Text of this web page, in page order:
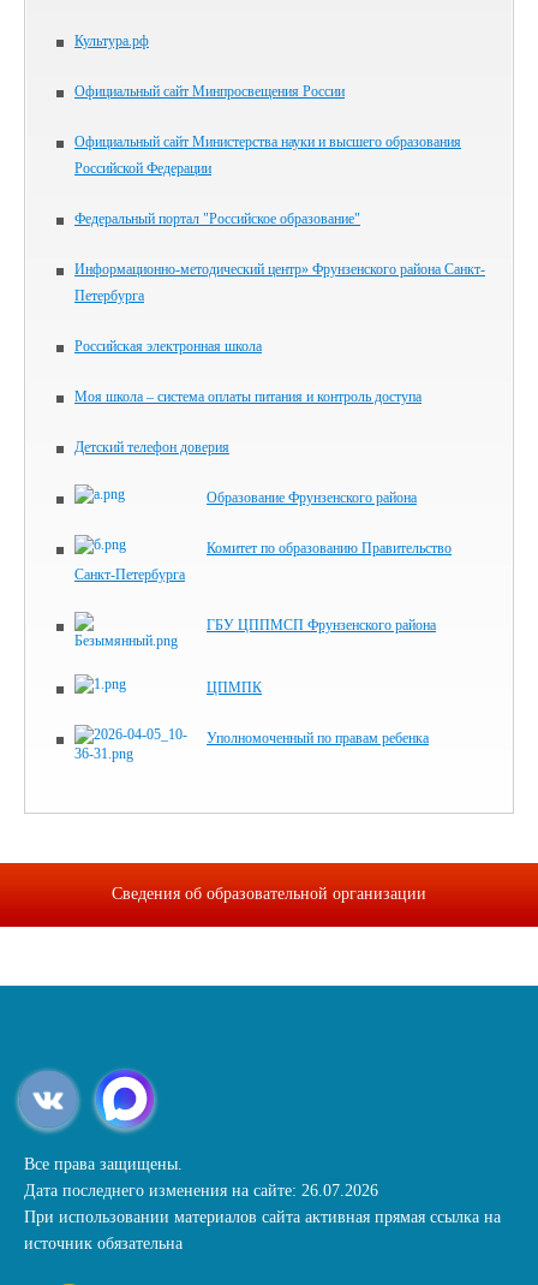
Культура.рф
Официальный сайт Минпросвещения России
Официальный сайт Министерства науки и высшего образования
Российской Федерации
Федеральный портал "Российское образование"
Информационно-методический центр» Фрунзенского района Санкт-
Петербурга
Российская электронная школа
Моя школа – система оплаты питания и контроль доступа
Детский телефон доверия
Образование Фрунзенского района
Комитет по образованию Правительство
Санкт‑Петербурга
ГБУ ЦППМСП Фрунзенского района
ЦПМПК
Уполномоченный по правам ребенка
Сведения об образовательной организации
Все права защищены.
Дата последнего изменения на сайте: 26.07.2026
При использовании материалов сайта активная прямая ссылка на
источник обязательна